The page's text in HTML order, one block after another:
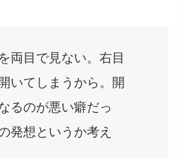
両目で見ない。右目
いてしまうから。開
るのが悪い癖だっ
発想というか考え